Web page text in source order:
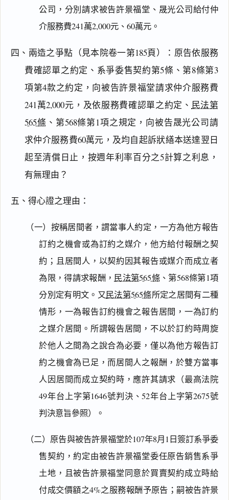
公司，分別請求被告許景福堂、晟光公司給付仲
介服務費241萬2,000元、60萬元。
四、兩造之爭點（見本院卷一第185頁）：原告依服務
費確認單之約定、系爭委售契約第5條、第8條第3
項第4款之約定，向被告許景福堂請求仲介服務費
241萬2,000元，及依服務費確認單之約定、 民法第
565條 、第568條第1項之規定，向被告晟光公司請
求仲介服務費60萬元，及均自起訴狀繕本送達翌日
起至清償日止，按週年利率百分之5計算之利息，
有無理由？
五、得心證之理由：
（一）按稱居間者，謂當事人約定，一方為他方報告
訂約之機會或為訂約之媒介，他方給付報酬之契
約；且居間人，以契約因其報告或媒介而成立者
為限，得請求報酬， 民法第565條 、第568條第1項
分別定有明文。又民法第565條所定之居間有二種
情形，一為報告訂約機會之報告居間，一為訂約
之媒介居間。所謂報告居間，不以於訂約時周旋
於他人之間為之說合為必要，僅以為他方報告訂
約之機會為已足，而居間人之報酬，於雙方當事
人因居間而成立契約時，應許其請求（最高法院
49年台上字第1646號判決、52年台上字第2675號
判決意旨參照）。
（二）原告與被告許景福堂於107年8月1日簽訂系爭委
售契約，約定由被告許景福堂委任原告銷售系爭
土地，且被告許景福堂同意於買賣契約成立時給
付成交價額之4%之服務報酬予原告；嗣被告許景